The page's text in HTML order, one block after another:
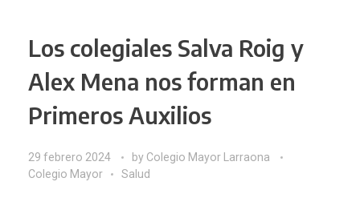
Los colegiales Salva Roig y
Alex Mena nos forman en
Primeros Auxilios
29 febrero 2024 by Colegio Mayor Larraona
Colegio Mayor
Salud